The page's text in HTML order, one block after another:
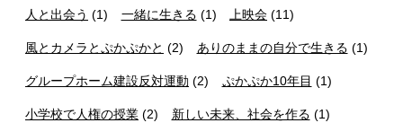
人と出会う (1) 一緒に生きる (1) 上映会 (11)
風とカメラとぷかぷかと (2) ありのままの自分で生きる (1)
グループホーム建設反対運動 (2) ぷかぷか10年目 (1)
小学校で人権の授業 (2) 新しい未来、社会を作る (1)